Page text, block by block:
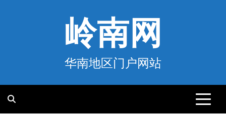
岭南网
华南地区门户网站